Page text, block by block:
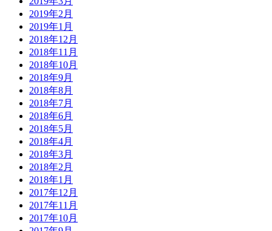
2019年2月
2019年1月
2018年12月
2018年11月
2018年10月
2018年9月
2018年8月
2018年7月
2018年6月
2018年5月
2018年4月
2018年3月
2018年2月
2018年1月
2017年12月
2017年11月
2017年10月